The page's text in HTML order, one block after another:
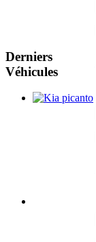
Derniers
Véhicules